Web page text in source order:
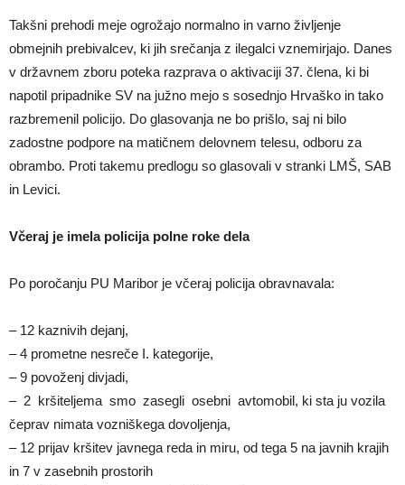
Takšni prehodi meje ogrožajo normalno in varno življenje
obmejnih prebivalcev, ki jih srečanja z ilegalci vznemirjajo. Danes
v državnem zboru poteka razprava o aktivaciji 37. člena, ki bi
napotil pripadnike SV na južno mejo s sosednjo Hrvaško in tako
razbremenil policijo. Do glasovanja ne bo prišlo, saj ni bilo
zadostne podpore na matičnem delovnem telesu, odboru za
obrambo. Proti takemu predlogu so glasovali v stranki LMŠ, SAB
in Levici.
Včeraj je imela policija polne roke dela
Po poročanju PU Maribor je včeraj policija obravnavala:
– 12 kaznivih dejanj,
– 4 prometne nesreče I. kategorije,
– 9 povoženj divjadi,
– 2 kršiteljema smo zasegli osebni avtomobil, ki sta ju vozila
čeprav nimata vozniškega dovoljenja,
– 12 prijav kršitev javnega reda in miru, od tega 5 na javnih krajih
in 7 v zasebnih prostorih